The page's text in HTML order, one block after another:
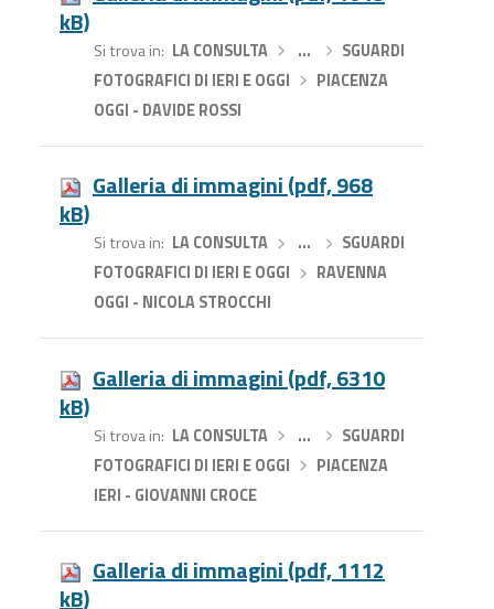
kB)
Si trova in LA CONSULTA› …
SGUARDI
FOTOGRAFICI DI IERI E OGGI
PIACENZA
OGGI - DAVIDE ROSSI
Galleria di immagini (pdf, 968
kB)
Si trova in LA CONSULTA› …
SGUARDI
FOTOGRAFICI DI IERI E OGGI
RAVENNA
OGGI - NICOLA STROCCHI
Galleria di immagini (pdf, 6310
kB)
Si trova in LA CONSULTA› …
SGUARDI
FOTOGRAFICI DI IERI E OGGI
PIACENZA
IERI - GIOVANNI CROCE
Galleria di immagini (pdf, 1112
kB)